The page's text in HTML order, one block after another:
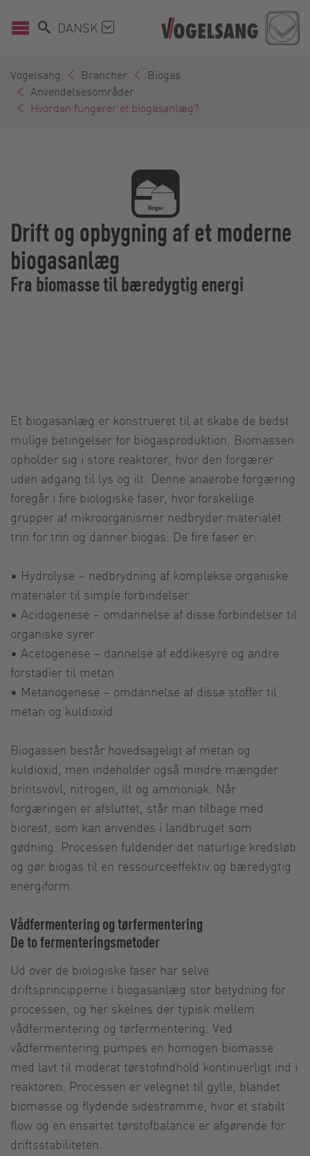
DANSK
Vogelsang Brancher
Biogas
Anvendelsesområder
Hvordan fungerer et biogasanlæg?
Drift og opbygning af et moderne
biogasanlæg
Fra biomasse til bæredygtig energi
Et biogasanlæg er konstrueret til at skabe de bedst
mulige betingelser for biogasproduktion. Biomassen
opholder sig i store reaktorer, hvor den forgærer
uden adgang til lys og ilt. Denne anaerobe forgæring
foregår i fire biologiske faser, hvor forskellige
grupper af mikroorganismer nedbryder materialet
trin for trin og danner biogas. De fire faser er:
• Hydrolyse – nedbrydning af komplekse organiske
materialer til simple forbindelser
• Acidogenese – omdannelse af disse forbindelser til
organiske syrer
• Acetogenese – dannelse af eddikesyre og andre
forstadier til metan
• Metanogenese – omdannelse af disse stoffer til
metan og kuldioxid
Biogassen består hovedsageligt af metan og
kuldioxid, men indeholder også mindre mængder
brintsvovl, nitrogen, ilt og ammoniak. Når
forgæringen er afsluttet, står man tilbage med
biorest, som kan anvendes i landbruget som
gødning. Processen fuldender det naturlige kredsløb
og gør biogas til en ressourceeffektiv og bæredygtig
energiform.
Vådfermentering og tørfermentering
De to fermenteringsmetoder
Ud over de biologiske faser har selve
driftsprincipperne i biogasanlæg stor betydning for
processen, og her skelnes der typisk mellem
vådfermentering og tørfermentering. Ved
vådfermentering pumpes en homogen biomasse
med lavt til moderat tørstofindhold kontinuerligt ind i
reaktoren. Processen er velegnet til gylle, blandet
biomasse og flydende sidestrømme, hvor et stabilt
flow og en ensartet tørstofbalance er afgørende for
driftsstabiliteten.